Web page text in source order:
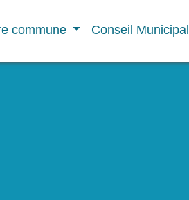
commune Conseil Municipal